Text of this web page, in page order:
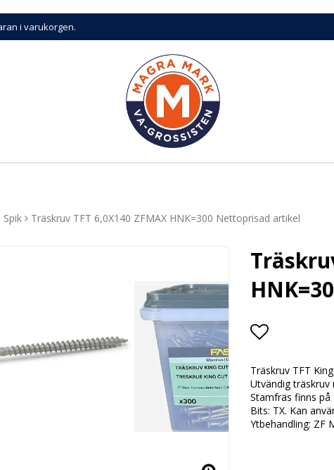
i varukorgen.
Spik Träskruv TFT 6,0X140 ZFMAX HNK=300 Nettoprisad artikel
Lägg till
Träskruv TFT
Utvändig
Stamfräs finns på
Bits: TX. Kan
Ytbehandling: ZF